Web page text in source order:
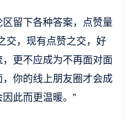
留下各种答案，点赞量
交，现有点赞之交，好
更不应成为不再面对面
你的线上朋友圈才会成
此而更温暖。”